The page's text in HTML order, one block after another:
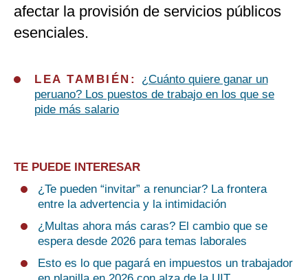
afectar la provisión de servicios públicos
esenciales.
LEA TAMBIÉN: ¿Cuánto quiere ganar un
peruano? Los puestos de trabajo en los que se
pide más salario
TE PUEDE INTERESAR
¿Te pueden “invitar” a renunciar? La frontera
entre la advertencia y la intimidación
¿Multas ahora más caras? El cambio que se
espera desde 2026 para temas laborales
Esto es lo que pagará en impuestos un trabajador